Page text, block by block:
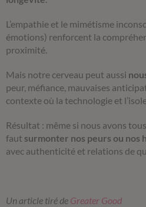
L’empathie et le mimétisme
émotions) renforcent la
proximité.
Mais notre cerveau peut aussi
peur, méfiance, mauvaises
contexte où la technologie et
Résultat : même si nous avons
faut surmonter nos peurs ou nos
avec authenticité et relations de
Un article tiré de Greater Good